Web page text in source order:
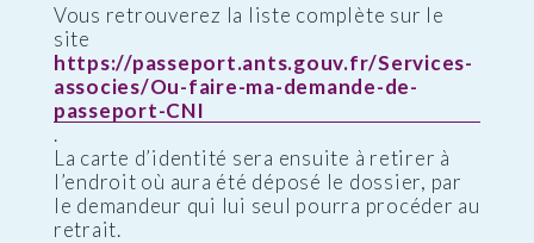
Vous retrouverez la liste complète sur le
site
https://passeport.ants.gouv.fr/Services-
associes/Ou-faire-ma-demande-de-
passeport-CNI
.
La carte d’identité sera ensuite à retirer à
l’endroit où aura été déposé le dossier, par
le demandeur qui lui seul pourra procéder au
retrait.